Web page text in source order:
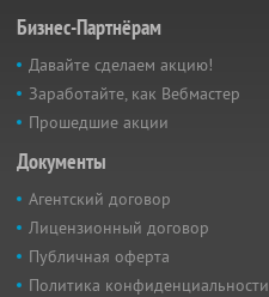
Бизнес-Партнёрам
Давайте сделаем акцию!
Заработайте, как Вебмастер
Прошедшие акции
Документы
Агентский договор
Лицензионный договор
Публичная оферта
Политика конфиденциальности